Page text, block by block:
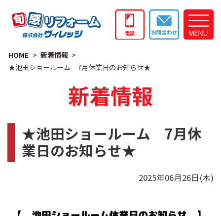
HOME
新着情報
★池田ショールーム 7月休業日のお知らせ★
新着情報
★池田ショールーム 7月休
業日のお知らせ★
2025年06月26日(木)